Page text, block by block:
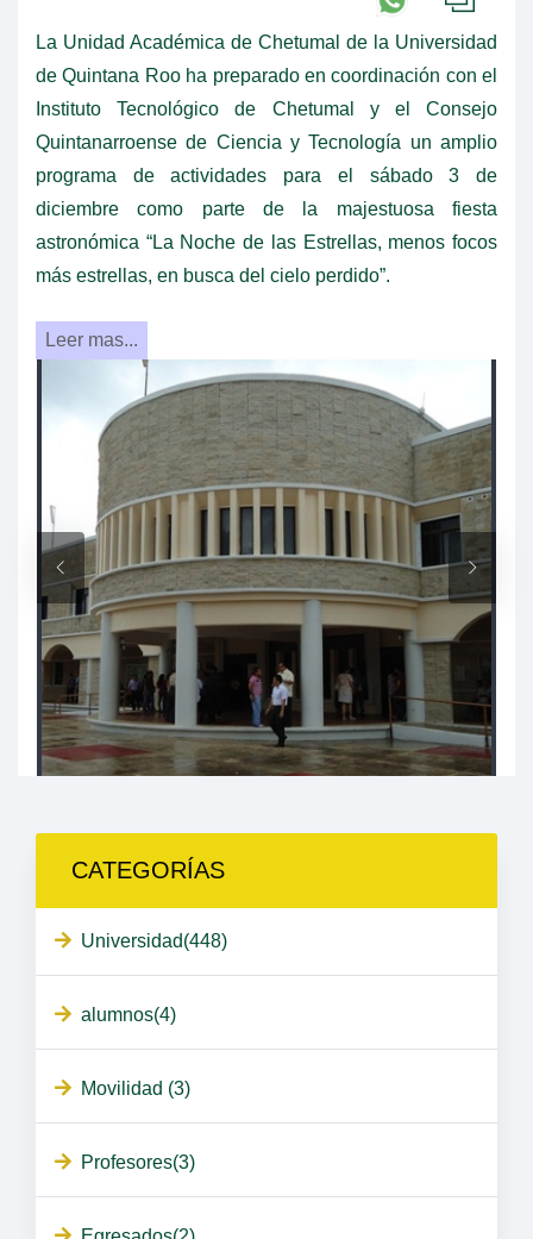
La Unidad Académica de Chetumal de la Universidad
de Quintana Roo ha preparado en coordinación con el
Instituto Tecnológico de Chetumal y el Consejo
Quintanarroense de Ciencia y Tecnología un amplio
programa de actividades para el sábado 3 de
diciembre como parte de la majestuosa fiesta
astronómica “La Noche de las Estrellas, menos focos
más estrellas, en busca del cielo perdido”.
Leer mas...
CATEGORÍAS
Universidad(448)
alumnos(4)
Movilidad (3)
Profesores(3)